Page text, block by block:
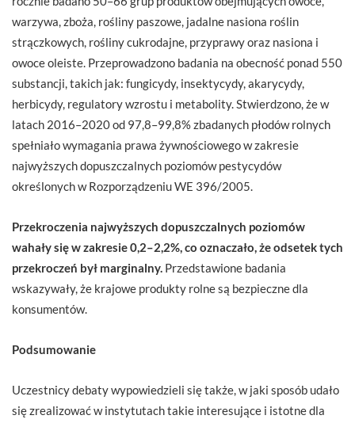
warzywa, zboża, rośliny paszowe, jadalne nasiona roślin
strączkowych, rośliny cukrodajne, przyprawy oraz nasiona i
owoce oleiste. Przeprowadzono badania na obecność ponad 550
substancji, takich jak: fungicydy, insektycydy, akarycydy,
herbicydy, regulatory wzrostu i metabolity. Stwierdzono, że w
latach 2016–2020 od 97,8–99,8% zbadanych płodów rolnych
spełniało wymagania prawa żywnościowego w zakresie
najwyższych dopuszczalnych poziomów pestycydów
określonych w Rozporządzeniu WE 396/2005.
Przekroczenia najwyższych dopuszczalnych poziomów
wahały się w zakresie 0,2–2,2%, co oznaczało, że odsetek tych
przekroczeń był marginalny. Przedstawione badania
wskazywały, że krajowe produkty rolne są bezpieczne dla
konsumentów.
Podsumowanie
Uczestnicy debaty wypowiedzieli się także, w jaki sposób udało
się zrealizować w instytutach takie interesujące i istotne dla